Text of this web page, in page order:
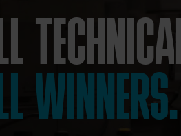
WINNERS.